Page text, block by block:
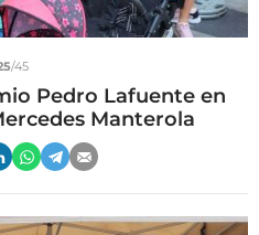
/45
Pedro Lafuente en
Manterola